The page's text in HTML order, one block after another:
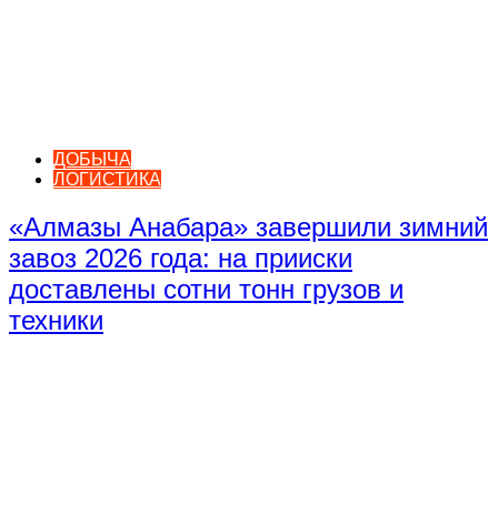
ДОБЫЧА
ЛОГИСТИКА
«Алмазы Анабара» завершили зимний
завоз 2026 года: на прииски
доставлены сотни тонн грузов и
техники